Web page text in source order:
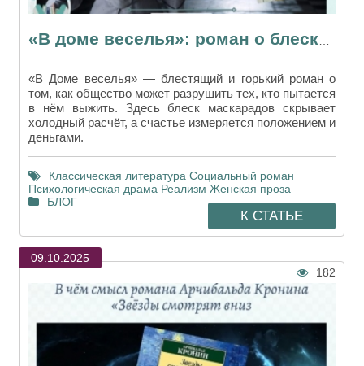
«В доме веселья»: роман о блеске, падении и трагедии выбора
«В Доме веселья» — блестящий и горький роман о
том, как общество может разрушить тех, кто пытается
в нём выжить. Здесь блеск маскарадов скрывает
холодный расчёт, а счастье измеряется положением и
деньгами.
Классическая литература Социальный роман
Психологическая драма Реализм Женская проза
БЛОГ
К СТАТЬЕ
09.10.2025
182